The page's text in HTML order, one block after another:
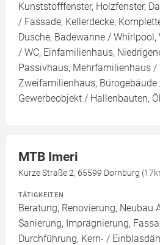
Kunststofffenster, Holzfenster,
/ Fassade, Kellerdecke,
Dusche, Badewanne /
/ WC, Einfamilienhaus,
Passivhaus, Mehrfamilienhaus /
Zweifamilienhaus,
Gewerbeobjekt / Hallenbauten,
MTB Imeri
Kurze Straße 2, 65599 Dornburg
TÄTIGKEITEN
Beratung, Renovierung, Neubau
Sanierung, Imprägnierung,
Durchführung, Kern- /